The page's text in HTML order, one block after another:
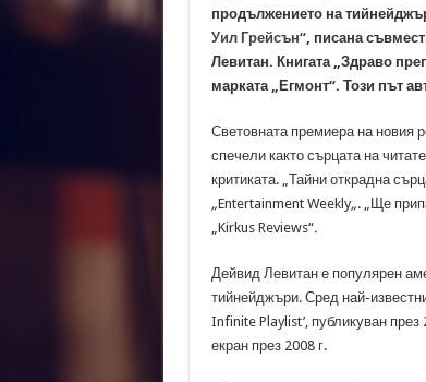
продължението на
Уил Грейсън“, писана
Левитан. Книгата „Здраво
марката „Егмонт“. Този път
Световната премиера на новия
спечели както сърцата на
критиката. „Тайни открадна
„Entertainment Weekly„. „Ще
„Kirkus Reviews“.
Дейвид Левитан е популярен
тийнейджъри. Сред най-
Infinite Playlist’, публикуван
екран през 2008 г.